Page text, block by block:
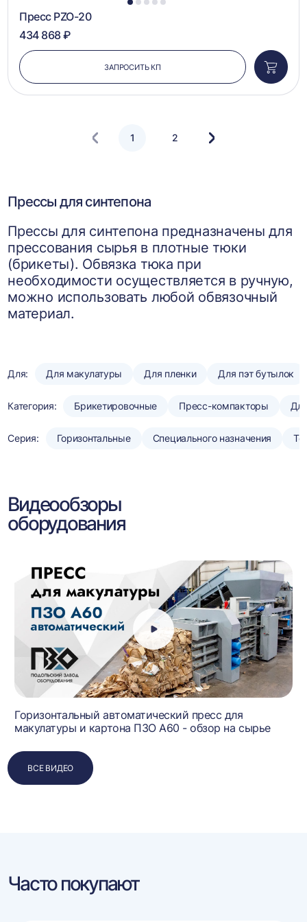
1 2 3 4 5
Пресс PZO-20
434 868 ₽
ЗАПРОСИТЬ КП
в
1 2
Следующая
Прессы для синтепона
Прессы для синтепона предназначены для
прессования сырья в плотные тюки
(брикеты). Обвязка тюка при
необходимости осуществляется в ручную,
можно использовать любой обвязочный
материал.
Для: Для макулатуры Для пленки Для пэт бутылок
Категория: Брикетировочные Пресс-компакторы
Серия: Горизонтальные Специального назначения
Видеообзоры
оборудования
Горизонтальный автоматический пресс для
макулатуры и картона ПЗО А60 - обзор на сырье
ВСЕ ВИДЕО
Часто покупают